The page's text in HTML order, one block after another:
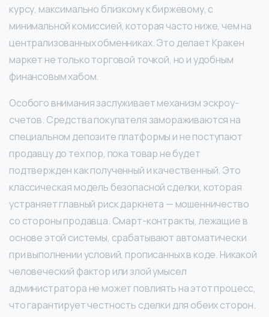
курсу, максимально близкому к биржевому, с
минимальной комиссией, которая часто ниже, чем на
централизованных обменниках. Это делает Кракен
маркет не только торговой точкой, но и удобным
финансовым хабом.
Особого внимания заслуживает механизм эскроу-
счетов. Средства покупателя замораживаются на
специальном депозите платформы и не поступают
продавцу до тех пор, пока товар не будет
подтвержден как полученный и качественный. Это
классическая модель безопасной сделки, которая
устраняет главный риск даркнета — мошенничество
со стороны продавца. Смарт-контракты, лежащие в
основе этой системы, срабатывают автоматически
при выполнении условий, прописанных в коде. Никакой
человеческий фактор или злой умысел
администратора не может повлиять на этот процесс,
что гарантирует честность сделки для обеих сторон.